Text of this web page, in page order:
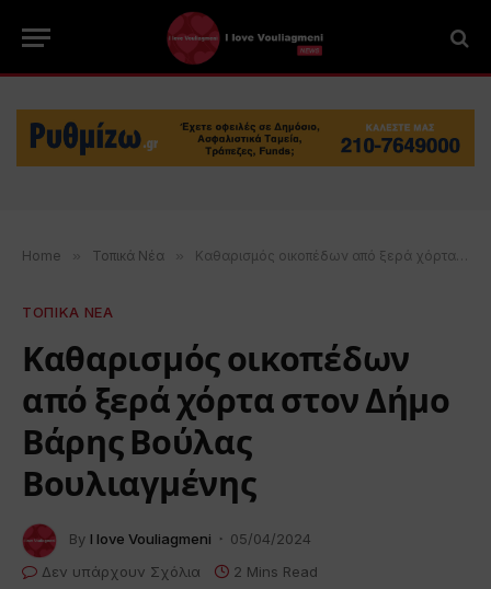
Home » Τοπικά Νέα » Καθαρισμός οικοπέδων από ξερά χόρτα στον Δήμο Βάρης Βούλας Βουλιαγμένης
ΤΟΠΙΚΑ ΝΕΑ
Καθαρισμός οικοπέδων
από ξερά χόρτα στον Δήμο
Βάρης Βούλας
Βουλιαγμένης
By I love Vouliagmeni
05/04/2024
Δεν υπάρχουν Σχόλια
2 Mins Read